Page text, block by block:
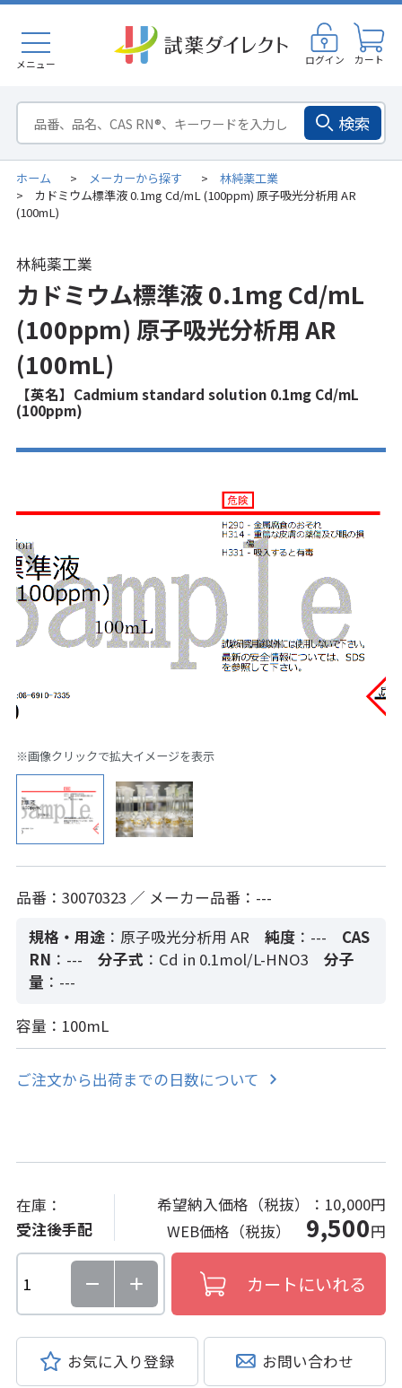
メニュー ログイン カート
検索
ホーム > メーカーから探す > 林純薬工業
>
カドミウム標準液 0.1mg Cd/mL (100ppm) 原子吸光分析用 AR
(100mL)
林純薬工業
カドミウム標準液 0.1mg Cd/mL
(100ppm) 原子吸光分析用 AR
(100mL)
【英名】Cadmium standard solution 0.1mg Cd/mL
(100ppm)
※画像クリックで拡大イメージを表示
品番：30070323 ／ メーカー品番：---
規格・用途 ：原子吸光分析用 AR 純度：---
CAS
RN ：--- 分子式 ：Cd in 0.1mol/L-HNO3
分子
量 ：---
容量：100mL
ご注文から出荷までの日数について
在庫：
受注後手配
希望納入価格（税抜）： 10,000円
WEB価格（税抜） 9,500円
お気に入り登録 お問い合わせ